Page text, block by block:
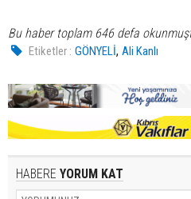
Bu haber toplam 646 defa
Etiketler : GÖNYELİ,Ali Kanlı
HABERE YORUM KAT